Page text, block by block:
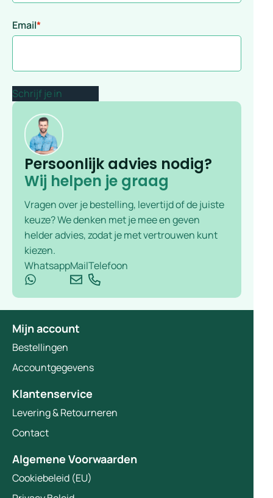
Email*
Persoonlijk advies nodig?
Wij helpen je graag
Vragen over je bestelling, levertijd of de juiste
keuze? We denken met je mee en geven
helder advies, zodat je met vertrouwen kunt
kiezen.
WhatsappMailTelefoon
Mijn account
Bestellingen
Accountgegevens
Klantenservice
Levering & Retourneren
Contact
Algemene Voorwaarden
Cookiebeleid (EU)